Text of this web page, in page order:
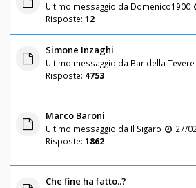
Ultimo messaggio da Domenico1900
Risposte: 12
Simone Inzaghi
Ultimo messaggio da Bar della Tevere
Risposte: 4753
Marco Baroni
Ultimo messaggio da Il Sigaro
27/
Risposte: 1862
Che fine ha fatto..?